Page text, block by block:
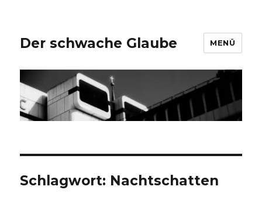
Der schwache Glaube MENÜ
Schlagwort: Nachtschatten